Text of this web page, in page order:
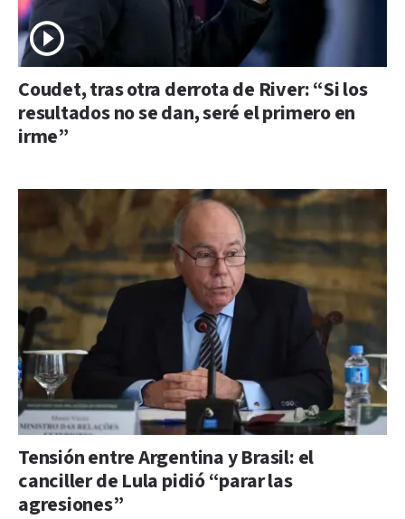
Coudet, tras otra derrota de River: “Si los
resultados no se dan, seré el primero en
irme”
Tensión entre Argentina y Brasil: el
canciller de Lula pidió “parar las
agresiones”